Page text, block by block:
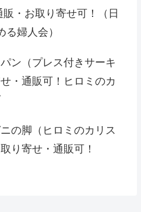
・お取り寄せ可！（日
る婦人会）
ン（プレス付きサーキ
・通販可！ヒロミのカ
の脚（ヒロミのカリス
り寄せ・通販可！